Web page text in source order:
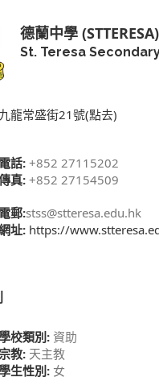
德蘭中學 (STTERESA)
St. Teresa
龍常盛街21號(點去)
話: +852 27115202
真: +852 27154509
郵:stss@stteresa.edu.hk
址: https://
校類別: 資助
教: 天主教
生性別: 女